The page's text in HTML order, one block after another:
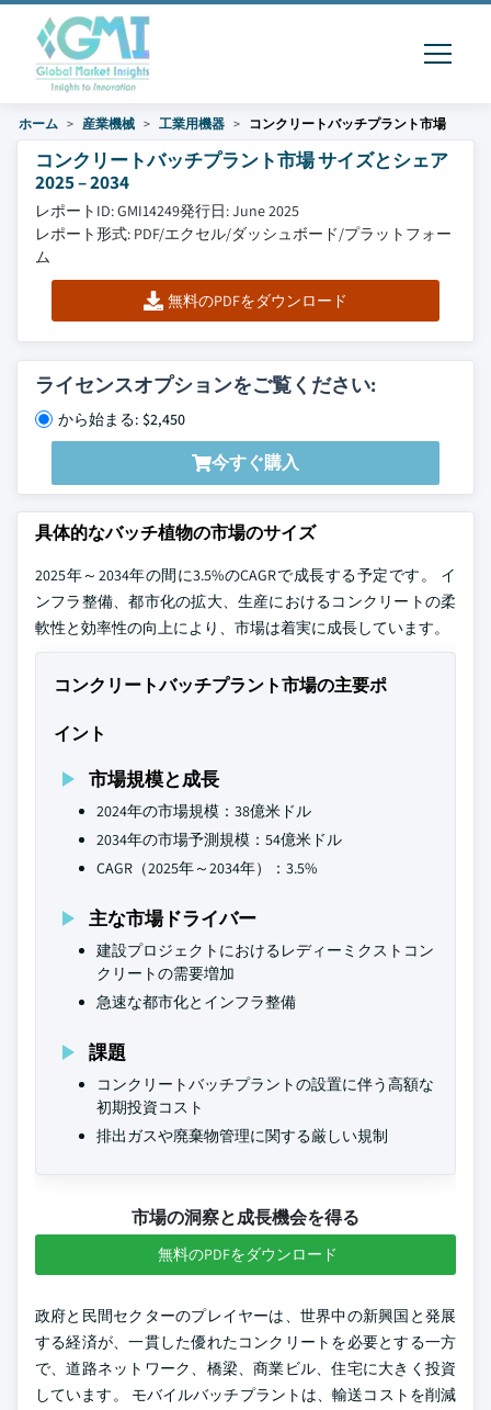
ホーム 産業機械 工業用機器 コンクリートバッチプラント市場
コンクリートバッチプラント市場 サイズとシェア
2025 – 2034
レポートID: GMI14249発行日: June 2025
レポート形式: PDF/エクセル/ダッシュボード/プラットフォー
ム
無料のPDFをダウンロード
ライセンスオプションをご覧ください:
から始まる: $2,450
今すぐ購入
具体的なバッチ植物の市場のサイズ
2025年～2034年の間に3.5%のCAGRで成長する予定です。 イ
ンフラ整備、都市化の拡大、生産におけるコンクリートの柔
軟性と効率性の向上により、市場は着実に成長しています。
コンクリートバッチプラント市場の主要ポ
イント
市場規模と成長
2024年の市場規模：38億米ドル
2034年の市場予測規模：54億米ドル
CAGR（2025年～2034年）：3.5%
主な市場ドライバー
建設プロジェクトにおけるレディーミクストコン
クリートの需要増加
急速な都市化とインフラ整備
課題
コンクリートバッチプラントの設置に伴う高額な
初期投資コスト
排出ガスや廃棄物管理に関する厳しい規制
市場の洞察と成長機会を得る
無料のPDFをダウンロード
政府と民間セクターのプレイヤーは、世界中の新興国と発展
する経済が、一貫した優れたコンクリートを必要とする一方
で、道路ネットワーク、橋梁、商業ビル、住宅に大きく投資
しています。 モバイルバッチプラントは、輸送コストを削減